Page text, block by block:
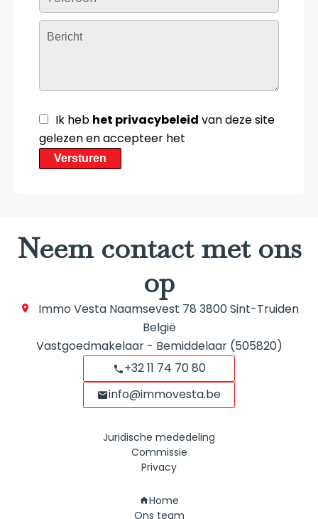
Ik heb het privacybeleid van deze site
gelezen en accepteer het
Versturen
Neem contact met ons
op
Immo VestaNaamsevest 78 3800Sint-Truiden
België
Vastgoedmakelaar - Bemiddelaar (505820)
+32 11 74 70 80
info@immovesta.be
Juridische mededeling
Commissie
Privacy
Home
Ons team